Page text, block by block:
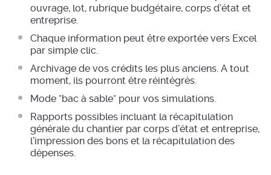
ouvrage, lot, rubrique budgétaire, corps d’état et
entreprise.
Chaque information peut être exportée vers Excel
par simple clic.
Archivage de vos crédits les plus anciens. A tout
moment, ils pourront être réintégrés.
Mode "bac à sable" pour vos simulations.
Rapports possibles incluant la récapitulation
générale du chantier par corps d’état et entreprise,
l’impression des bons et la récapitulation des
dépenses.